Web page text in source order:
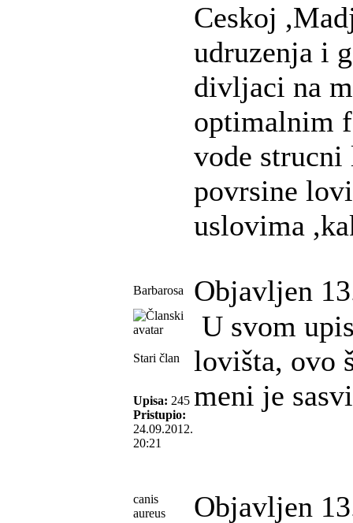
Ceskoj
udruzenja i
divljaci na
optimalnim
vode
povrsine
uslovima
Barbarosa Objavljen
Stari član
Upisa: 245
Pristupio:
24.09.2012.
20:21
U svom
lovišta, ovo
meni je
canis
aureus
Objavljen